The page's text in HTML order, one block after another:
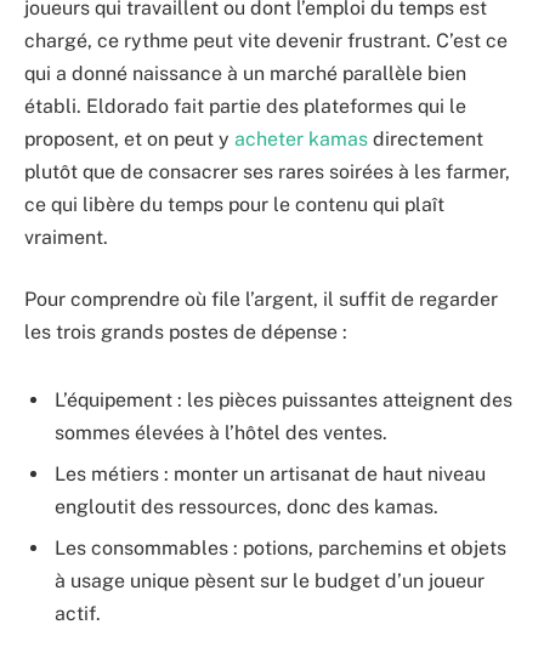
joueurs qui travaillent ou dont l’emploi du temps est
chargé, ce rythme peut vite devenir frustrant. C’est ce
qui a donné naissance à un marché parallèle bien
établi. Eldorado fait partie des plateformes qui le
proposent, et on peut y acheter kamas directement
plutôt que de consacrer ses rares soirées à les farmer,
ce qui libère du temps pour le contenu qui plaît
vraiment.
Pour comprendre où file l’argent, il suffit de regarder
les trois grands postes de dépense :
L’équipement : les pièces puissantes atteignent des
sommes élevées à l’hôtel des ventes.
Les métiers : monter un artisanat de haut niveau
engloutit des ressources, donc des kamas.
Les consommables : potions, parchemins et objets
à usage unique pèsent sur le budget d’un joueur
actif.